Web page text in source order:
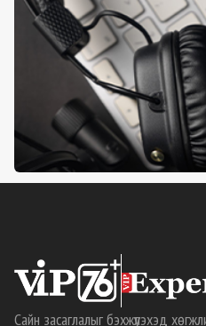
Сайн засаглалыг бэхжүүлэхэд